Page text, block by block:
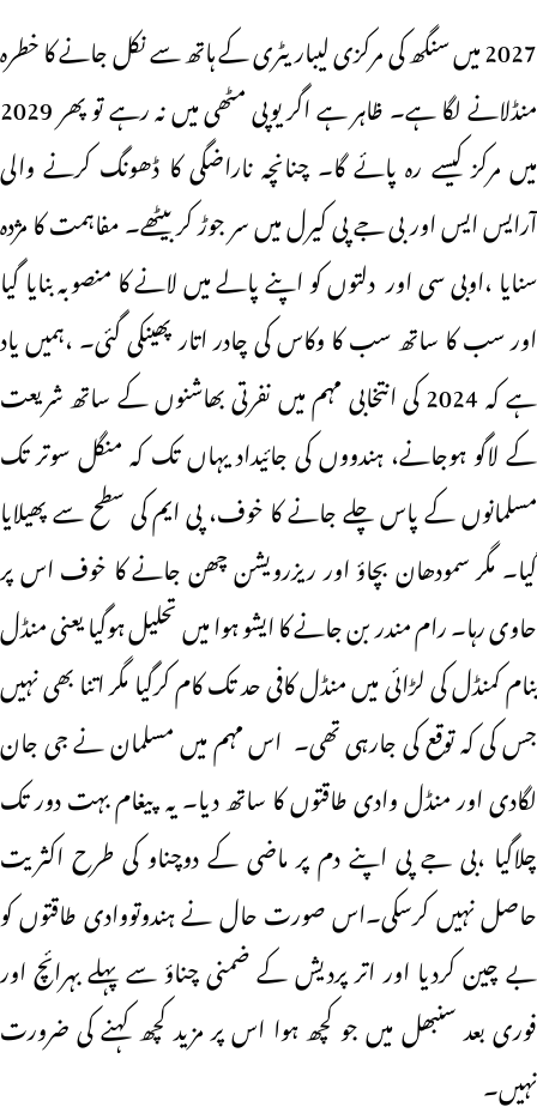
2027 میں سنگھ کی مرکزی لیباریٹری کے ہاتھ سے نکل جانے کا خطرہ
منڈلانے لگا ہے۔ ظاہر ہے اگر یوپی مٹھی میں نہ رہے تو پھر 2029
میں مرکز کیسے رہ پائے گا۔ چنانچہ ناراضگی کا ڈھونگ کرنے والی
آرایس ایس اور بی جے پی کیرل میں سر جوڑ کر بیٹھے۔ مفاہمت کا مژدہ
سنایا ،اوبی سی اور دلتوں کو اپنے پالے میں لانے کا منصوبہ بنایا گیا
اور سب کا ساتھ سب کا وکاس کی چادر اتار پھینکی گئی۔ ،ہمیں یاد
ہے کہ 2024 کی انتخابی مہم میں نفرتی بھاشنوں کے ساتھ شریعت
کے لاگو ہوجانے، ہندووں کی جائیداد یہاں تک کہ منگل سوتر تک
مسلمانوں کے پاس چلے جانے کا خوف، پی ایم کی سطح سے پھیلایا
گیا۔ مگر سمودھان بچاؤ اور ریزرویشن چھن جانے کا خوف اس پر
حاوی رہا۔ رام مندر بن جانے کا ایشو ہوا میں تحلیل ہوگیا یعنی منڈل
بنام کمنڈل کی لڑائی میں منڈل کافی حد تک کام کرگیا مگر اتنا بھی نہیں
جس کی کہ توقع کی جارہی تھی۔ اس مہم میں مسلمان نے جی جان
لگادی اور منڈل وادی طاقتوں کا ساتھ دیا۔ یہ پیغام بہت دور تک
چلاگیا ،بی جے پی اپنے دم پر ماضی کے دوچناو کی طرح اکثریت
حاصل نہیں کرسکی۔اس صورت حال نے ہندوتووادی طاقتوں کو
بے چین کردیا اور اتر پردیش کے ضمنی چناؤ سے پہلے بہرائچ اور
فوری بعد سنبھل میں جو کچھ ہوا اس پر مزید کچھ کہنے کی ضرورت
نہیں۔